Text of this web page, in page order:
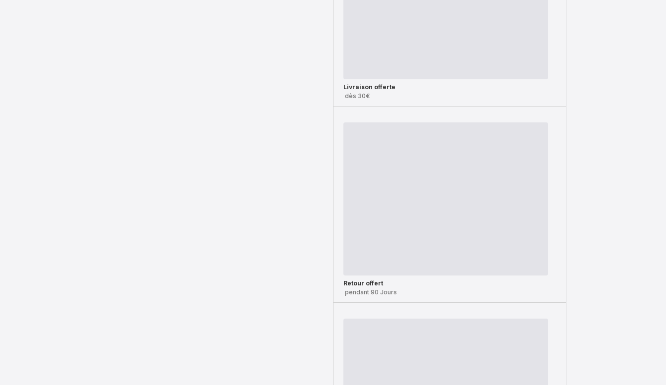
Livraison offerte
dès 30€
Retour offert
pendant 90 Jours